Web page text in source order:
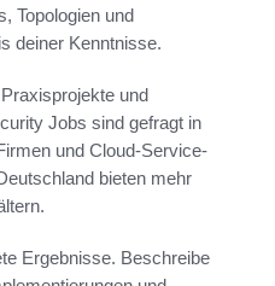
Topologien und
deiner Kenntnisse.
und
Jobs sind gefragt in
und Cloud-Service-
bieten mehr
Ergebnisse. Beschreibe